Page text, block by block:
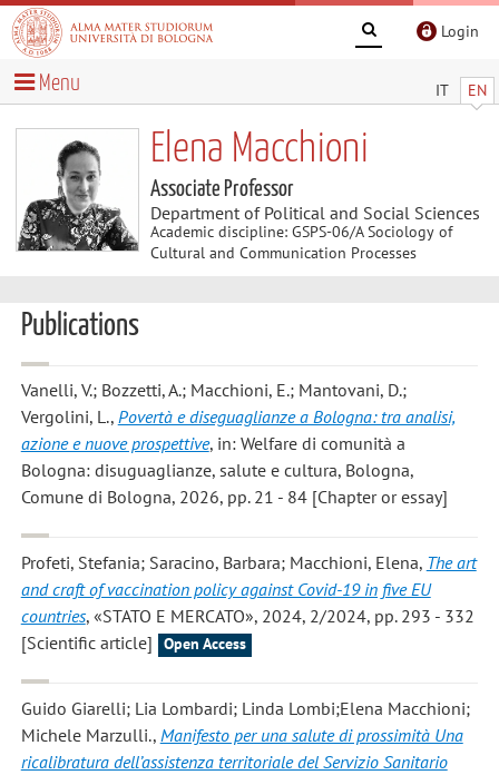
Login
IT EN
Menu
Elena Macchioni
Associate Professor
Department of Political and Social Sciences
Academic discipline: GSPS-06/A Sociology of
Cultural and Communication Processes
Publications
Vanelli, V.; Bozzetti, A.; Macchioni, E.; Mantovani, D.;
Vergolini, L., Povertà e diseguaglianze a Bologna: tra analisi,
azione e nuove prospettive, in: Welfare di comunità a
Bologna: disuguaglianze, salute e cultura, Bologna,
Comune di Bologna, 2026, pp. 21 - 84 [Chapter or essay]
Profeti, Stefania; Saracino, Barbara; Macchioni, Elena, The art
and craft of vaccination policy against Covid-19 in five EU
countries, «STATO E MERCATO», 2024, 2/2024, pp. 293 - 332
[Scientific article]
Open Access
Guido Giarelli; Lia Lombardi; Linda Lombi;Elena Macchioni;
Michele Marzulli., Manifesto per una salute di prossimità Una
ricalibratura dell’assistenza territoriale del Servizio Sanitario